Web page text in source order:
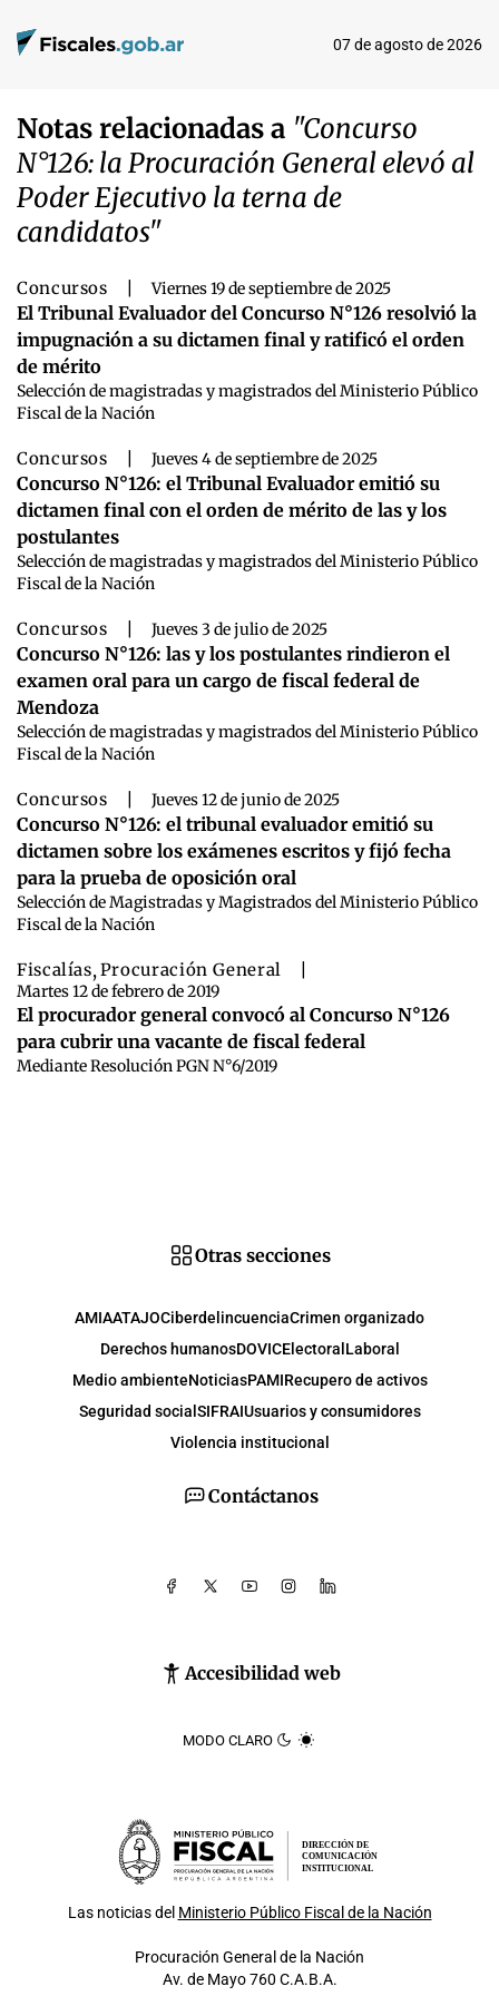
07 de agosto de 2026
Notas relacionadas a "Concurso
N°126: la Procuración General elevó al
Poder Ejecutivo la terna de
candidatos"
Concursos Viernes 19 de septiembre de 2025
El Tribunal Evaluador del Concurso N°126 resolvió la
impugnación a su dictamen final y ratificó el orden
de mérito
Selección de magistradas y magistrados del Ministerio Público
Fiscal de la Nación
Concursos Jueves 4 de septiembre de 2025
Concurso N°126: el Tribunal Evaluador emitió su
dictamen final con el orden de mérito de las y los
postulantes
Selección de magistradas y magistrados del Ministerio Público
Fiscal de la Nación
Concursos Jueves 3 de julio de 2025
Concurso N°126: las y los postulantes rindieron el
examen oral para un cargo de fiscal federal de
Mendoza
Selección de magistradas y magistrados del Ministerio Público
Fiscal de la Nación
Concursos Jueves 12 de junio de 2025
Concurso N°126: el tribunal evaluador emitió su
dictamen sobre los exámenes escritos y fijó fecha
para la prueba de oposición oral
Selección de Magistradas y Magistrados del Ministerio Público
Fiscal de la Nación
Fiscalías, Procuración General
Martes 12 de febrero de 2019
El procurador general convocó al Concurso N°126
para cubrir una vacante de fiscal federal
Mediante Resolución PGN N°6/2019
Contáctanos
Accesibilidad web
MODO CLARO
Otras secciones
AMIAATAJOCiberdelincuenciaCrimen organizado
Derechos humanosDOVICElectoral Laboral
Medio ambienteNoticiasPAMIRecupero de activos
Seguridad social SIFRAIUsuarios y consumidores
Violencia institucional
DIRECCIÓN DE
COMUNICACIÓN
INSTITUCIONAL
Las noticias del Ministerio Público Fiscal de la Nación
Procuración General de la Nación
Av. de Mayo 760 C.A.B.A.